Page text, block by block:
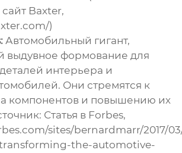
Baxter,
)
Автомобильный гигант,
выдувное формование для
интерьера и
Они стремятся к
компонентов и повышению их
Статья в Forbes,
sites/bernardmarr/2017/
the-automotive-